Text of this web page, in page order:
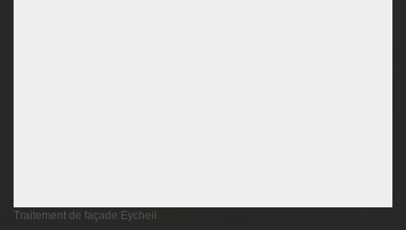
Traitement de façade Eycheil